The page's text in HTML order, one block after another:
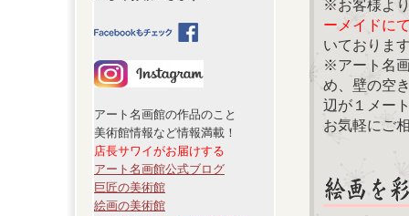
アート名画館の作品のこと
美術館情報など情報満載！
店長サワイがお届けする
アート名画館公式ブログ
巨匠の美術館
絵画の美術館
※お客様よ
ーメイドに
いておりま
※アート名
め、壁の空
辺が１メー
お気軽にご